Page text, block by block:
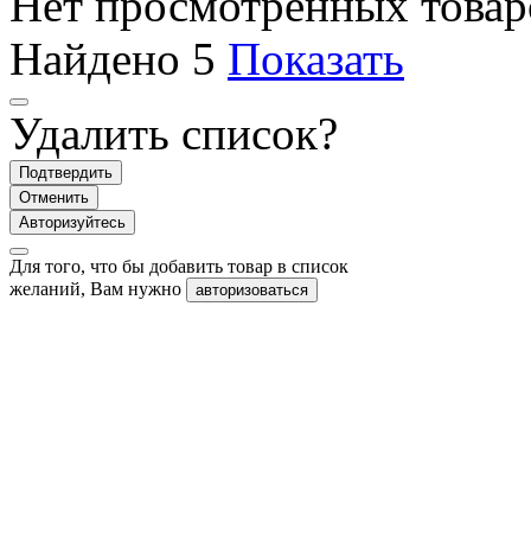
Найдено 5 Показать
Удалить список?
Подтвердить
Отменить
Авторизуйтесь
Для того, что бы добавить товар в список
желаний, Вам нужно
авторизоваться